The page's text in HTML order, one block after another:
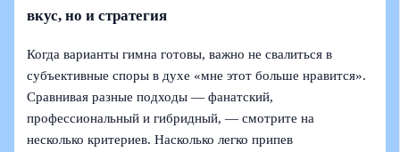
вкус, но и стратегия
Когда варианты гимна готовы, важно не свалиться в
субъективные споры в духе «мне этот больше нравится».
Сравнивая разные подходы — фанатский,
профессиональный и гибридный, — смотрите на
несколько критериев. Насколько легко припев